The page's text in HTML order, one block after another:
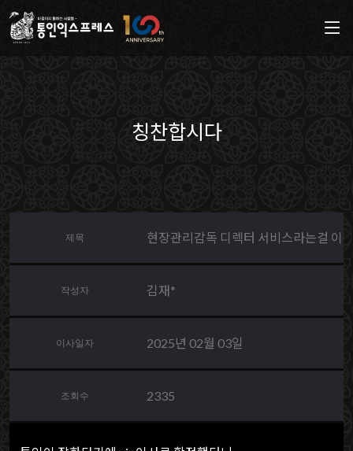
칭찬합시다
제목 현장관리감독 디렉터 서비스라는걸 이
작성자 김재*
이사일자 2025년 02월 03일
조회수 2335